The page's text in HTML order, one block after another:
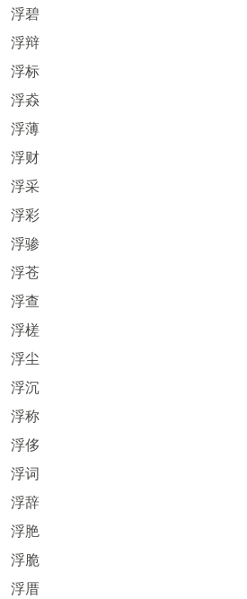
浮碧
浮辩
浮标
浮猋
浮薄
浮财
浮采
浮彩
浮骖
浮苍
浮查
浮槎
浮尘
浮沉
浮称
浮侈
浮词
浮辞
浮脃
浮脆
浮厝